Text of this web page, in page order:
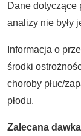
Dane dotyczące
analizy nie były
Informacja o
środki
choroby płuc/
płodu.
Zalecana